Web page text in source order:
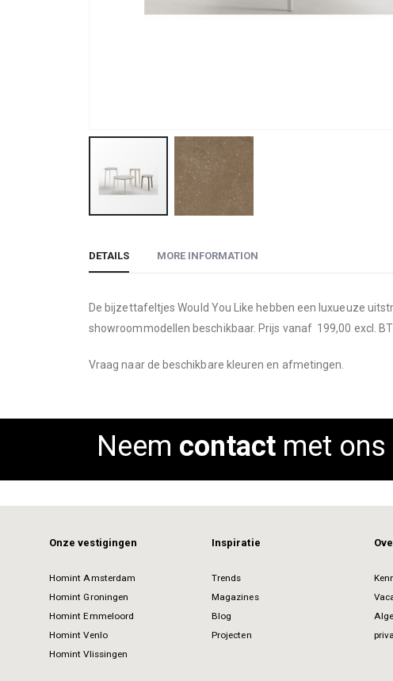
the
of
gallery
DETAILS
De bijzettafeltjes Would You Like hebben een luxueuze
showroommodellen beschikbaar. Prijs vanaf  199,00 excl.
Vraag naar de beschikbare kleuren en afmetingen.
MORE INFORMATION
Neem contactmet ons
Onze vestigingen
Homint Amsterdam
Homint Groningen
Homint Emmeloord
Homint Venlo
Homint Vlissingen
Inspiratie
Trends
Magazines
Blog
Projecten